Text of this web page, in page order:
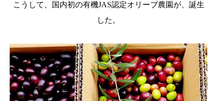
こうして、国内初の有機JAS認定オリーブ農園が、誕生
した。